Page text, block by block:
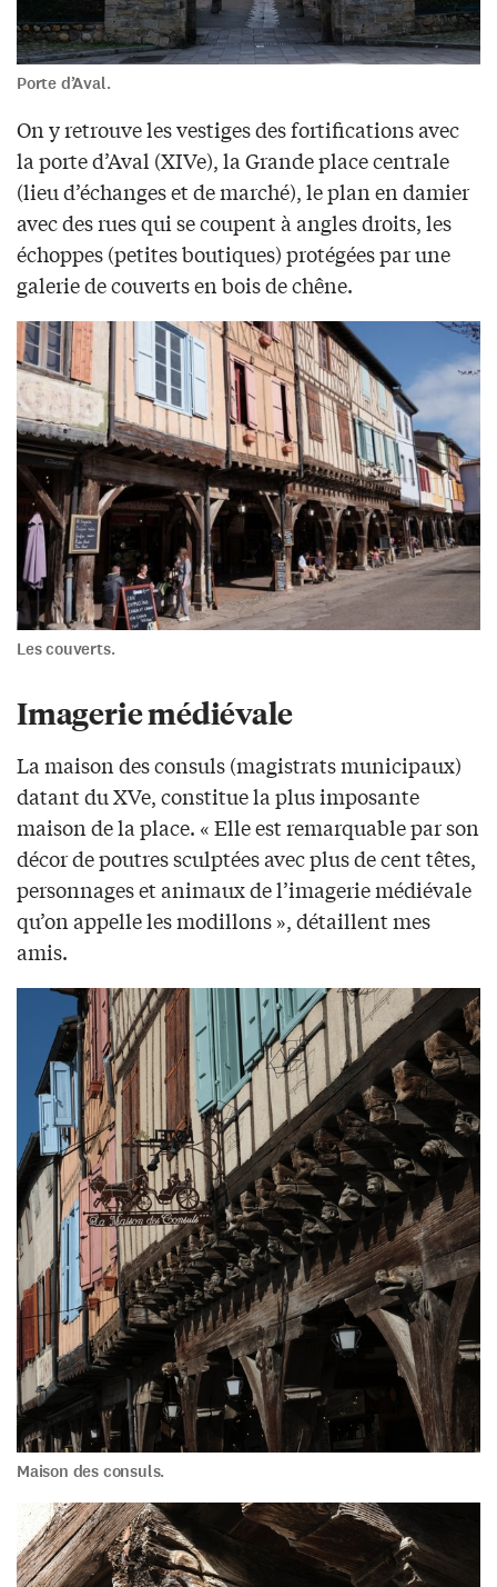
Porte d’Aval.
On y retrouve les vestiges des fortifications avec
la porte d’Aval (XIVe), la Grande place centrale
(lieu d’échanges et de marché), le plan en damier
avec des rues qui se coupent à angles droits, les
échoppes (petites boutiques) protégées par une
galerie de couverts en bois de chêne.
Les couverts.
Imagerie médiévale
La maison des consuls (magistrats municipaux)
datant du XVe, constitue la plus imposante
maison de la place. « Elle est remarquable par son
décor de poutres sculptées avec plus de cent têtes,
personnages et animaux de l’imagerie médiévale
qu’on appelle les modillons », détaillent mes
amis.
Maison des consuls.